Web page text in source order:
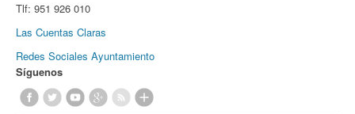
Tlf: 951 926 010
Las Cuentas Claras
Redes Sociales Ayuntamiento
Síguenos